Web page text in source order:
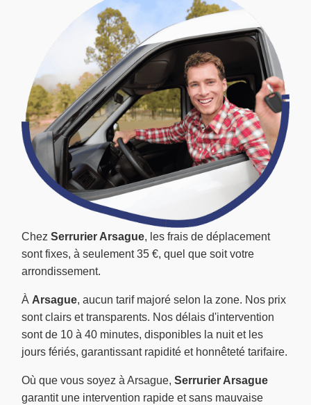
Chez Serrurier Arsague, les frais de déplacement
sont fixes, à seulement 35 €, quel que soit votre
arrondissement.
À Arsague, aucun tarif majoré selon la zone. Nos prix
sont clairs et transparents. Nos délais d'intervention
sont de 10 à 40 minutes, disponibles la nuit et les
jours fériés, garantissant rapidité et honnêteté tarifaire.
Où que vous soyez à Arsague, Serrurier Arsague
garantit une intervention rapide et sans mauvaise